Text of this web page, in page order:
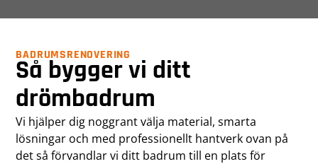
BADRUMSRENOVERING
Så bygger vi ditt
drömbadrum
Vi hjälper dig noggrant välja material, smarta
lösningar och med professionellt hantverk ovan på
det så förvandlar vi ditt badrum till en plats för